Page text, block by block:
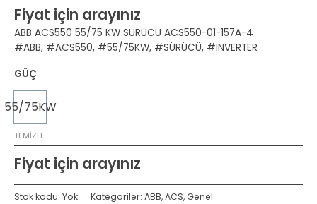
Fiyat için arayınız
ABB ACS550 55/75 KW SÜRÜCÜ ACS550-01-157A-4
#ABB, #ACS550, #55/75KW, #SÜRÜCÜ, #INVERTER
GÜÇ
55/75KW
TEMIZLE
Fiyat için arayınız
Stok kodu: Yok Kategoriler: ABB,ACS,Genel